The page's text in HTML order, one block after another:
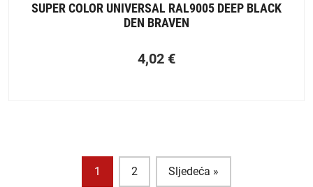
SUPER COLOR UNIVERSAL RAL9005 DEEP BLACK
DEN BRAVEN
4,02 €
1 2 Sljedeća »